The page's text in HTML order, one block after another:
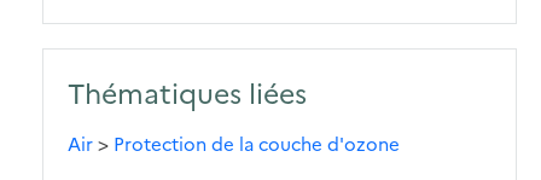
Thématiques liées
Air> Protection de la couche d'ozone